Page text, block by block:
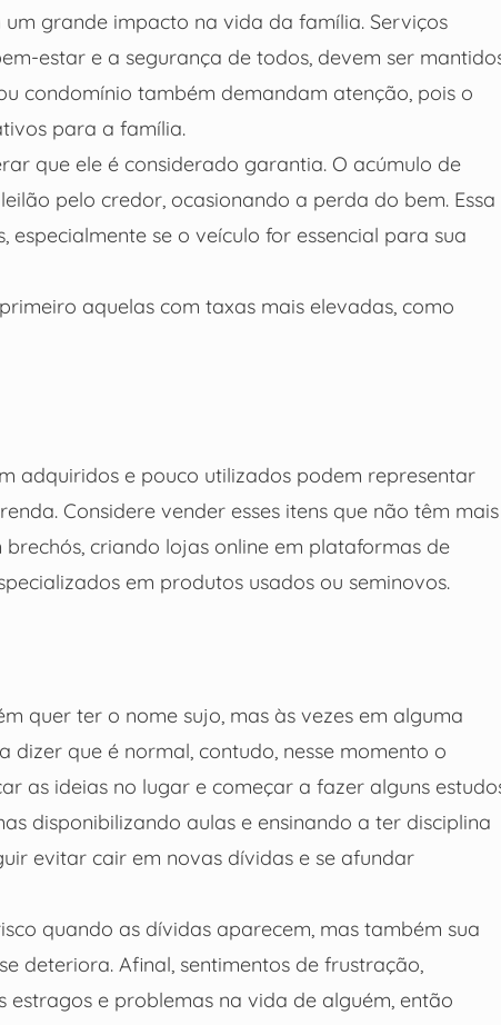
grande impacto na vida da família. Serviços
estar e a segurança de todos, devem ser
condomínio também demandam atenção, pois o
para a família.
que ele é considerado garantia. O acúmulo de
pelo credor, ocasionando a perda do bem. Essa
se o veículo for essencial para sua
aquelas com taxas mais elevadas, como
adquiridos e pouco utilizados podem representar
Considere vender esses itens que não têm mais
criando lojas online em plataformas de
em produtos usados ou seminovos.
quer ter o nome sujo, mas às vezes em alguma
que é normal, contudo, nesse momento o
as ideias no lugar e começar a fazer alguns
disponibilizando aulas e ensinando a ter disciplina
evitar cair em novas dívidas e se afundar
quando as dívidas aparecem, mas também sua
deteriora. Afinal, sentimentos de frustração,
e problemas na vida de alguém, então